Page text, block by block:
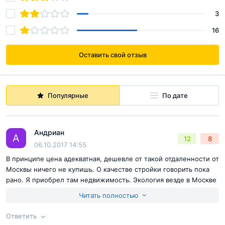
Когда больше нечего хотеть
Вероятно, именно такой задачей задался "РУСИЧ" при
создании ЖК "Новые Котельники", создавая собственную
инфраструктурную сеть.
Оставить свой отзыв
Популярные По дате
А Андриан
06.10.2017 14:55
12 8
В принципе цена адекватная, дешевле от такой отдаленности от
Москвы ничего не купишь. О качестве стройки говорить пока
рано. Я приобрел там недвижимость. Экология везде в Москве
надо осознавать, что здесь не рублевка...
Достоинства:
Читать полностью
Ответить
3
16